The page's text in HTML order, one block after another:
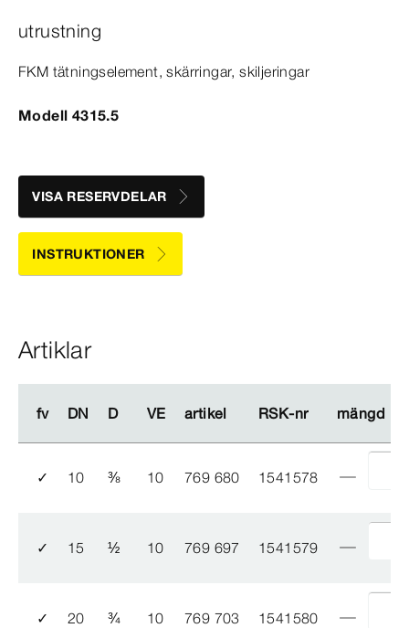
utrustning
FKM tätningselement, skärringar, skiljeringar
Modell 4315.5
VISA RESERVDELAR
INSTRUKTIONER
Artiklar
fv DN D VE artikel RSK-​nr mängd
fv DN D VE artikel RSK-​nr mängd
✓ 10 ⅜ 10 769 680 1541578
✓ 15 ½ 10 769 697 1541579
✓ 20 ¾ 10 769 703 1541580